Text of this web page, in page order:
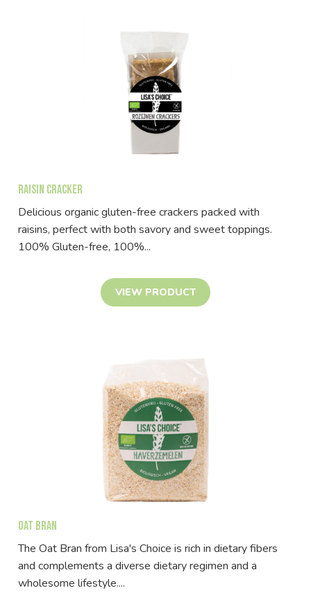
Raisin cracker
Delicious organic gluten-free crackers packed with
raisins, perfect with both savory and sweet toppings.
100% Gluten-free, 100%...
VIEW PRODUCT
Oat Bran
The Oat Bran from Lisa's Choice is rich in dietary fibers
and complements a diverse dietary regimen and a
wholesome lifestyle....